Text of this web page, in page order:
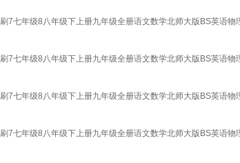
7七年级8八年级下上册九年级全册语文数学北师大版BS英语
7七年级8八年级下上册九年级全册语文数学北师大版BS英语
7七年级8八年级下上册九年级全册语文数学北师大版BS英语
7七年级8八年级下上册九年级全册语文数学北师大版BS英语